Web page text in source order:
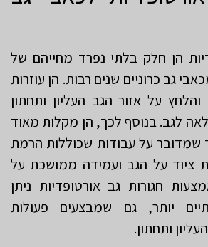
הן חלק בלתי נפרד מחייהם של
גב כרוניים שנים רבות. הן עוזרות
על אזור הגב העליון ותחתון
לגב. בנוסף לכך, הן מקלות מאוד
שמדובר על עבודות שכוללות הרמת
ציוד על הגב ועמידה ממושכת על
חגורות גב אורטופדיות ניתן
יותר, גם שמבצעים פעולות
ותחתון.